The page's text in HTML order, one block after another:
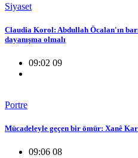
Siyaset
Claudia Korol: Abdullah Öcalan'ın
dayanışma olmalı
09:02 09
Portre
Mücadeleyle geçen bir ömür: Xanê
09:06 08